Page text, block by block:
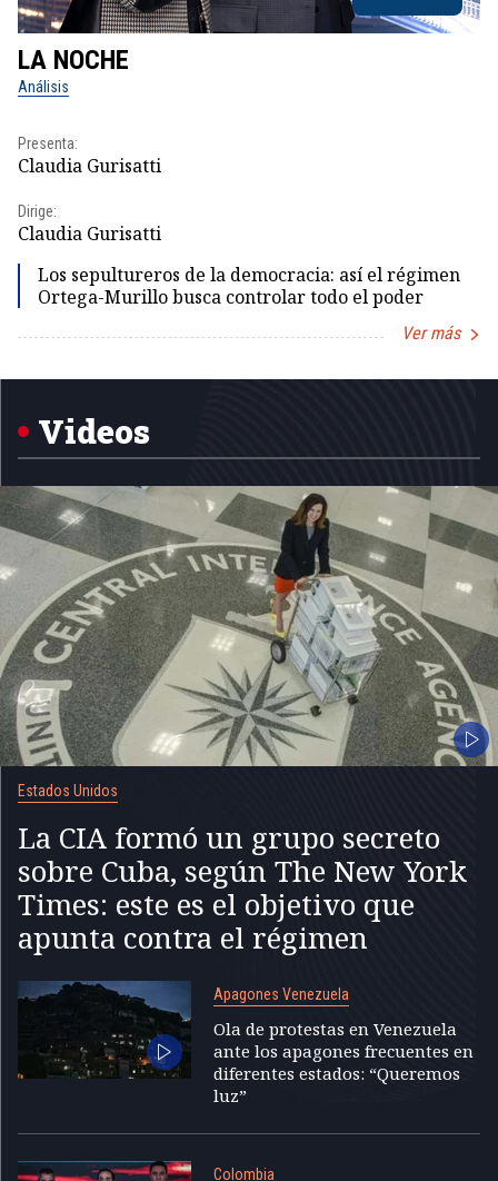
LA NOCHE
Análisis
Presenta:
Claudia Gurisatti
Dirige:
Claudia Gurisatti
Los sepultureros de la democracia: así el régimen
Ortega-Murillo busca controlar todo el poder
Ver más
1
Videos
Estados Unidos
La CIA formó un grupo secreto
sobre Cuba, según The New York
Times: este es el objetivo que
apunta contra el régimen
Apagones Venezuela
Ola de protestas en Venezuela
ante los apagones frecuentes en
diferentes estados: “Queremos
luz”
Colombia